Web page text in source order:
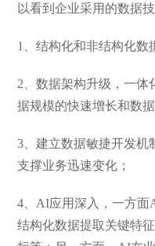
以看到企业采用的数据
1、结构化和非结构化数
2、数据架构升级，一体
据规模的快速增长和数
3、建立数据敏捷开发机
支撑业务迅速变化；
4、AI应用深入，一方
结构化数据提取关键特